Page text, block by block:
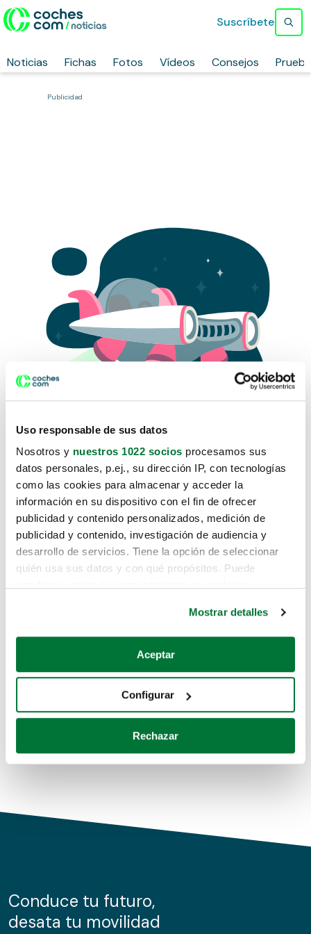
Uso responsable de sus datos
Nosotros y nuestros 1022 socios procesamos sus
datos personales, p.ej., su dirección IP, con tecnologías
como las cookies para almacenar y acceder la
información en su dispositivo con el fin de ofrecer
publicidad y contenido personalizados, medición de
publicidad y contenido, investigación de audiencia y
desarrollo de servicios. Tiene la opción de seleccionar
quién usa sus datos y con qué propósitos. Puede
Si lo permite, también quisiéramos:
Recopilar información sobre su ubicación geográfica
Identificar su dispositivo analizándolo activamente
para buscar características específicas (huellas
Obtenga más información sobre cómo se procesan sus
de cookies.
información sobre el uso que haga del sitio web con
nuestros partners de redes sociales, publicidad y análisis
Mostrar detalles
Aceptar
Configurar
Rechazar
Noticias Fichas Fotos Vídeos Consejos
Suscríbete
Publicidad
Lo sentimos, no sabemos como
te hemos traido hasta aquí.
Pero puedes encontrar el coche que estás
buscando en alguno de estos enlaces:
Coches de segunda mano
Coches de km0
Conduce tu futuro,
desata tu movilidad